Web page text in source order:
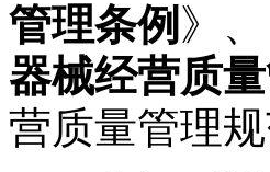
管理条例 》
器械经营质
营质量管理